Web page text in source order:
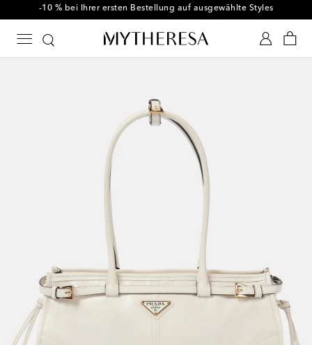
-10 % bei Ihrer ersten Bestellung auf ausgewählte Styles